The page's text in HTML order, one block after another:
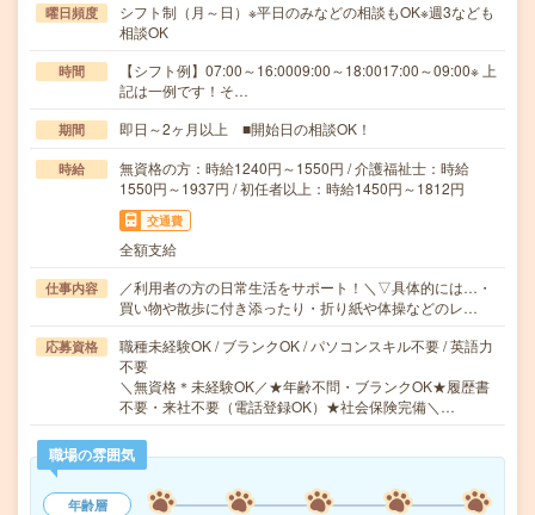
曜日頻度
シフト制（月～日）※平日のみなどの相談もOK※週3なども
相談OK
時間
【シフト例】07:00～16:0009:00～18:0017:00～09:00※ 上
記は一例です！そ…
期間 即日～2ヶ月以上 ■開始日の相談OK！
時給
無資格の方：時給1240円～1550円 / 介護福祉士：時給
1550円～1937円 / 初任者以上：時給1450円～1812円
交通費
全額支給
仕事内容
／利用者の方の日常生活をサポート！＼▽具体的には…・
買い物や散歩に付き添ったり・折り紙や体操などのレ…
応募資格
職種未経験OK / ブランクOK / パソコンスキル不要 / 英語力
不要
＼無資格＊未経験OK／★年齢不問・ブランクOK★履歴書
不要・来社不要（電話登録OK）★社会保険完備＼…
職場の雰囲気
年齢層